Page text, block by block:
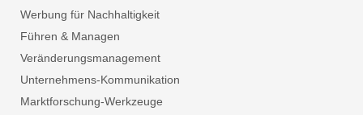
Werbung für Nachhaltigkeit
Führen & Managen
Veränderungsmanagement
Unternehmens-Kommunikation
Marktforschung-Werkzeuge